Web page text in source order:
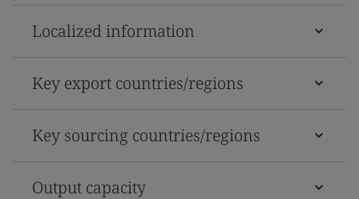
Localized information
Key export countries/regions
Key sourcing countries/regions
Output capacity